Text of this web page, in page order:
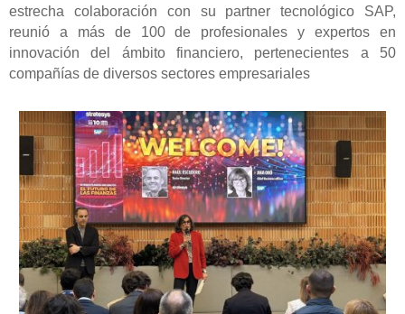
estrecha colaboración con su partner tecnológico SAP,
reunió a más de 100 de profesionales y expertos en
innovación del ámbito financiero, pertenecientes a 50
compañías de diversos sectores empresariales